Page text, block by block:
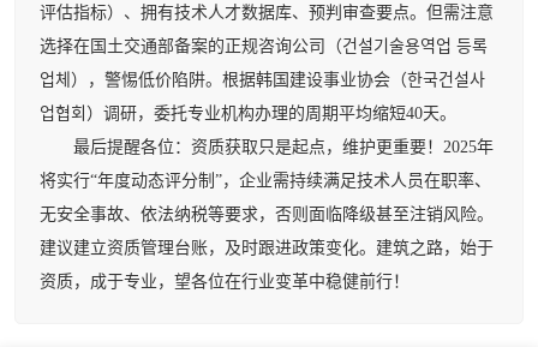
评估指标）、拥有技术人才数据库、预判审查要点。但需注意
选择在国土交通部备案的正规咨询公司（건설기술용역업 등록
업체），警惕低价陷阱。根据韩国建设事业协会（한국건설사
업협회）调研，委托专业机构办理的周期平均缩短40天。
最后提醒各位：资质获取只是起点，维护更重要！2025年
将实行“年度动态评分制”，企业需持续满足技术人员在职率、
无安全事故、依法纳税等要求，否则面临降级甚至注销风险。
建议建立资质管理台账，及时跟进政策变化。建筑之路，始于
资质，成于专业，望各位在行业变革中稳健前行！